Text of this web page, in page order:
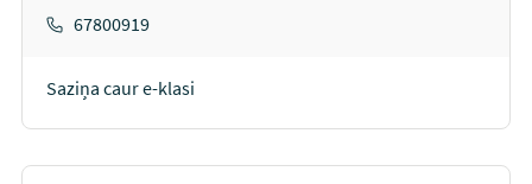
67800919
Saziņa caur e-klasi